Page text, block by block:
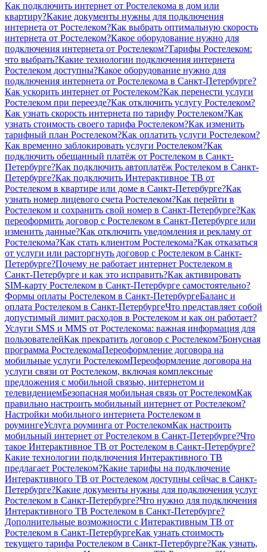
Как подключить интернет от Ростелекома в дом или
квартиру?Какие документы нужны для подключения
интернета от Ростелеком?Как выбрать оптимальную скорость
интернета от Ростелеком?Какое оборудование нужно для
подключения интернета от Ростелеком?Тарифы Ростелеком:
что выбрать?Какие технологии подключения интернета
Ростелеком доступны?Какое оборудование нужно для
подключения интернета от Ростелекома в Санкт-Петербурге?
Как ускорить интернет от Ростелеком?Как перенести услуги
Ростелеком при переезде?Как отключить услугу Ростелеком?
Как узнать скорость интернета по тарифу Ростелеком?Как
узнать стоимость своего тарифа Ростелеком?Как изменить
тарифный план Ростелеком?Как оплатить услуги Ростелеком?
Как временно заблокировать услуги Ростелеком?Как
подключить обещанный платёж от Ростелеком в Санкт-
Петербурге?Как подключить автоплатёж Ростелеком в Санкт-
Петербурге?Как подключить Интерактивное ТВ от
Ростелеком в квартире или доме в Санкт-Петербурге?Как
узнать номер лицевого счета Ростелеком?Как перейти в
Ростелеком и сохранить свой номер в Санкт-Петербурге?Как
переоформить договор с Ростелеком в Санкт-Петербурге или
изменить данные?Как отключить уведомления и рекламу от
Ростелекома?Как стать клиентом Ростелекома?Как отказаться
от услуги или расторгнуть договор с Ростелеком в Санкт-
Петербурге?Почему не работает интернет Ростелеком в
Санкт-Петербурге и как это исправить?Как активировать
SIM-карту Ростелеком в Санкт-Петербурге самостоятельно?
Формы оплаты Ростелеком в Санкт-ПетербургеБаланс и
оплата Ростелеком в Санкт-ПетербургеЧто представляет собой
допустимый лимит расходов в Ростелеком и как он работает?
Услуги SMS и MMS от Ростелекома: важная информация для
пользователейКак прекратить договор с Ростелеком?Бонусная
программа РостелекомаПереоформление договора на
мобильные услуги РостелекомПереоформление договора на
услуги связи от Ростелеком, включая комплексные
предложения с мобильной связью, интернетом и
телевидениемБезопасная мобильная связь от РостелекомКак
правильно настроить мобильный интернет от Ростелеком?
Настройки мобильного интернета Ростелеком в
роумингеУслуга роуминга от РостелекомКак настроить
мобильный интернет от Ростелеком в Санкт-Петербурге?Что
такое Интерактивное ТВ от Ростелеком в Санкт-Петербурге?
Какие технологии подключения Интерактивного ТВ
предлагает Ростелеком?Какие тарифы на подключение
Интерактивного ТВ от Ростелеком доступны сейчас в Санкт-
Петербурге?Какие документы нужны для подключения услуг
Ростелеком в Санкт-Петербурге?Что нужно для подключения
Интерактивного ТВ Ростелеком в Санкт-Петербурге?
Дополнительные возможности с Интерактивным ТВ от
Ростелеком в Санкт-ПетербургеКак узнать стоимость
текущего тарифа Ростелеком в Санкт-Петербурге?Как узнать,